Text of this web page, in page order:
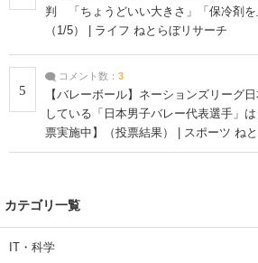
判 「ちょうどいい大きさ」「保冷剤を
（1/5） | ライフ ねとらぼリサーチ
5
コメント数： 3
【バレーボール】ネーションズリーグ
している「日本男子バレー代表選手」
票実施中】（投票結果） | スポーツ ね
カテゴリ一覧
IT・科学